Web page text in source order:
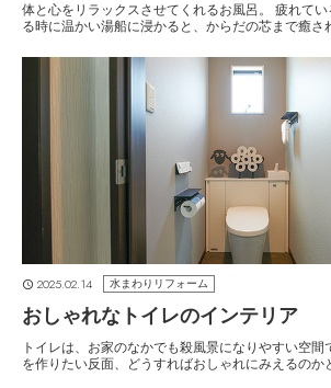
体と心をリラックスさせてくれるお風呂。 疲れて
る時に温かい湯船に浸かると、からだの芯まで癒さ
2025.02.14 水まわりリフォーム
おしゃれなトイレのインテリア
トイレは、お家のなかでも殺風景になりやすい空間
を作りたい反面、どうすればおしゃれにみえるのか